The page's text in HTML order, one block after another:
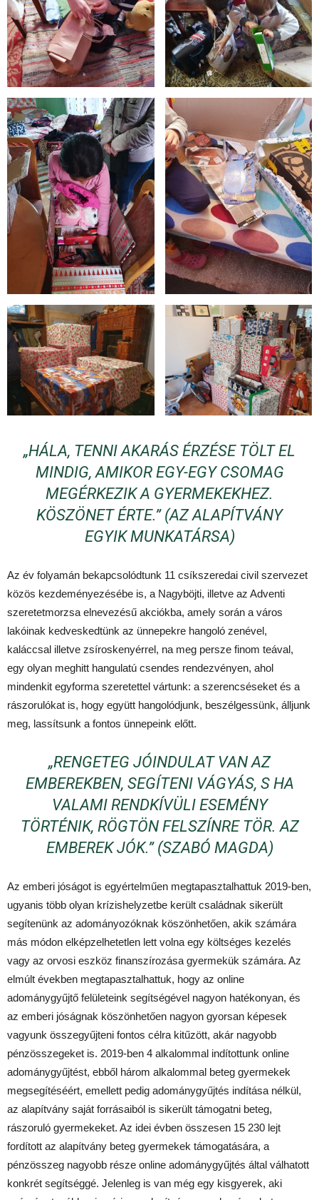
„HÁLA, TENNI AKARÁS ÉRZÉSE TÖLT EL
MINDIG, AMIKOR EGY-EGY CSOMAG
MEGÉRKEZIK A GYERMEKEKHEZ.
KÖSZÖNET ÉRTE.” (AZ ALAPÍTVÁNY
EGYIK MUNKATÁRSA)
Az év folyamán bekapcsolódtunk 11 csíkszeredai civil szervezet
közös kezdeményezésébe is, a Nagyböjti, illetve az Adventi
szeretetmorzsa elnevezésű akciókba, amely során a város
lakóinak kedveskedtünk az ünnepekre hangoló zenével,
kaláccsal illetve zsíroskenyérrel, na meg persze finom teával,
egy olyan meghitt hangulatú csendes rendezvényen, ahol
mindenkit egyforma szeretettel vártunk: a szerencséseket és a
rászorulókat is, hogy együtt hangolódjunk, beszélgessünk, álljunk
meg, lassítsunk a fontos ünnepeink előtt.
„RENGETEG JÓINDULAT VAN AZ
EMBEREKBEN, SEGÍTENI VÁGYÁS, S HA
VALAMI RENDKÍVÜLI ESEMÉNY
TÖRTÉNIK, RÖGTÖN FELSZÍNRE TÖR. AZ
EMBEREK JÓK.” (SZABÓ MAGDA)
Az emberi jóságot is egyértelműen megtapasztalhattuk 2019-ben,
ugyanis több olyan krízishelyzetbe került családnak sikerült
segítenünk az adományozóknak köszönhetően, akik számára
más módon elképzelhetetlen lett volna egy költséges kezelés
vagy az orvosi eszköz finanszírozása gyermekük számára. Az
elmúlt években megtapasztalhattuk, hogy az online
adománygyűjtő felületeink segítségével nagyon hatékonyan, és
az emberi jóságnak köszönhetően nagyon gyorsan képesek
vagyunk összegyűjteni fontos célra kitűzött, akár nagyobb
pénzösszegeket is. 2019-ben 4 alkalommal indítottunk online
adománygyűjtést, ebből három alkalommal beteg gyermekek
megsegítéséért, emellett pedig adománygyűjtés indítása nélkül,
az alapítvány saját forrásaiból is sikerült támogatni beteg,
rászoruló gyermekeket. Az idei évben összesen 15 230 lejt
fordított az alapítvány beteg gyermekek támogatására, a
pénzösszeg nagyobb része online adománygyűjtés által válhatott
konkrét segítséggé. Jelenleg is van még egy kisgyerek, aki